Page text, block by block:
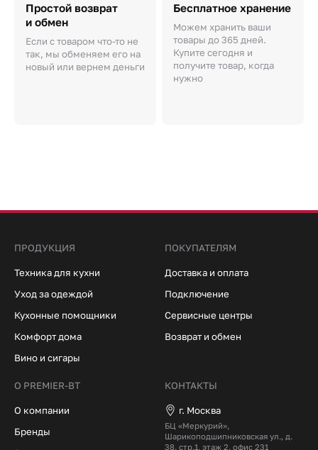
Простой возврат
и обмен
Если с товаром что-то не
так, мы обменяем его на
новый или вернем деньги
Бесплатное хранение
Можем хранить ваши
товары до 365 дней.
Купите сегодня и
получите товар, когда
нужно
ПРОДУКЦИЯ
Техника для кухни
Уход за одеждой
Кухонные помощники
Комфорт дома
Вино и сигары
ПОКУПАТЕЛЯМ
Доставка и оплата
Подключение
Сервисные центры
Возврат и обмен
О PREMIER-BT
О компании
Бренды
КОНТАКТЫ
г. Москва
БЦ «Меркурий»,
Шарикоподшипниковская ул., д.
38, стр.1, этаж 2, офис 231